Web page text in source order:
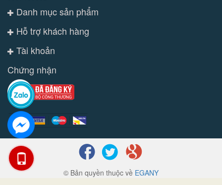
Danh mục sản phẩm
Hỗ trợ khách hàng
Tài khoản
Chứng nhận
© Bản quyền thuộc về EGANY